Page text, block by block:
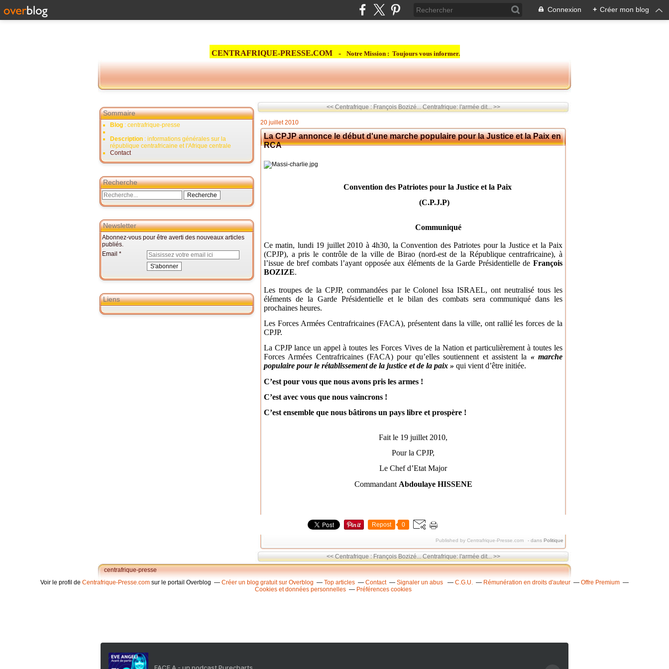
Connexion + Créer mon blog
CENTRAFRIQUE-PRESSE.COM - Notre Mission : Toujours vous informer.
Sommaire
Blog : centrafrique-presse
Description : informations générales sur la
république centrafricaine et l'Afrique centrale
Contact
Recherche
Newsletter
Abonnez-vous pour être averti des nouveaux articles
publiés.
Email
Liens
<< Centrafrique : François Bozizé... Centrafrique: l'armée dit... >>
20 juillet 2010
La CPJP annonce le début d'une marche populaire pour la Justice et la Paix en
RCA
Convention des Patriotes pour la Justice et la Paix
(C.P.J.P)
Communiqué
Ce matin, lundi 19 juillet 2010 à 4h30, la Convention des Patriotes pour la Justice et la Paix
(CPJP), a pris le contrôle de la ville de Birao (nord-est de la République centrafricaine), à
l’issue de bref combats l’ayant opposée aux éléments de la Garde Présidentielle de François
BOZIZE.
Les troupes de la CPJP, commandées par le Colonel Issa ISRAEL, ont neutralisé tous les
éléments de la Garde Présidentielle et le bilan des combats sera communiqué dans les
prochaines heures.
Les Forces Armées Centrafricaines (FACA), présentent dans la ville, ont rallié les forces de la
CPJP.
La CPJP lance un appel à toutes les Forces Vives de la Nation et particulièrement à toutes les
Forces Armées Centrafricaines (FACA) pour qu’elles soutiennent et assistent la « marche
populaire pour le rétablissement de la justice et de la paix » qui vient d’être initiée.
C’est pour vous que nous avons pris les armes !
C’est avec vous que nous vaincrons !
C’est ensemble que nous bâtirons un pays libre et prospère !
Fait le 19 juillet 2010,
Pour la CPJP,
Le Chef d’Etat Major
Commandant Abdoulaye HISSENE
Repost 0
Published by Centrafrique-Presse.com - dans Politique
<< Centrafrique : François Bozizé... Centrafrique: l'armée dit... >>
centrafrique-presse
Voir le profil de Centrafrique-Presse.com sur le portail Overblog Créer un blog gratuit sur Overblog Top articles Contact Signaler un abus C.G.U. Rémunération en droits d'auteur
Offre Premium
Cookies et données personnelles
Préférences cookies